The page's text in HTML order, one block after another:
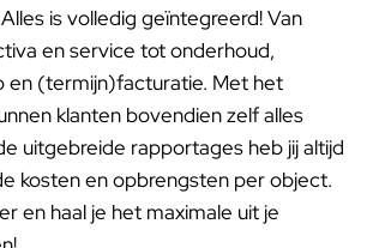
is volledig geïntegreerd! Van
en service tot onderhoud,
en (termijn)facturatie. Met het
klanten bovendien zelf alles
uitgebreide rapportages heb jij altijd
kosten en opbrengsten per object.
en haal je het maximale uit je